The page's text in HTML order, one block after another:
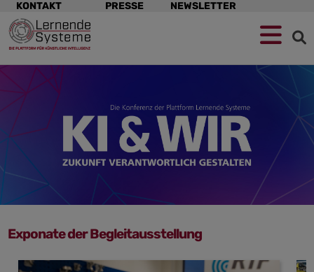
Zur
Navigation
springen
Zum
Hauptinhalt
springen
Zum
Footer
springen
Navigation
überspringen
KONTAKT PRESSE NEWSLETTER
Exponate der Begleitausstellung